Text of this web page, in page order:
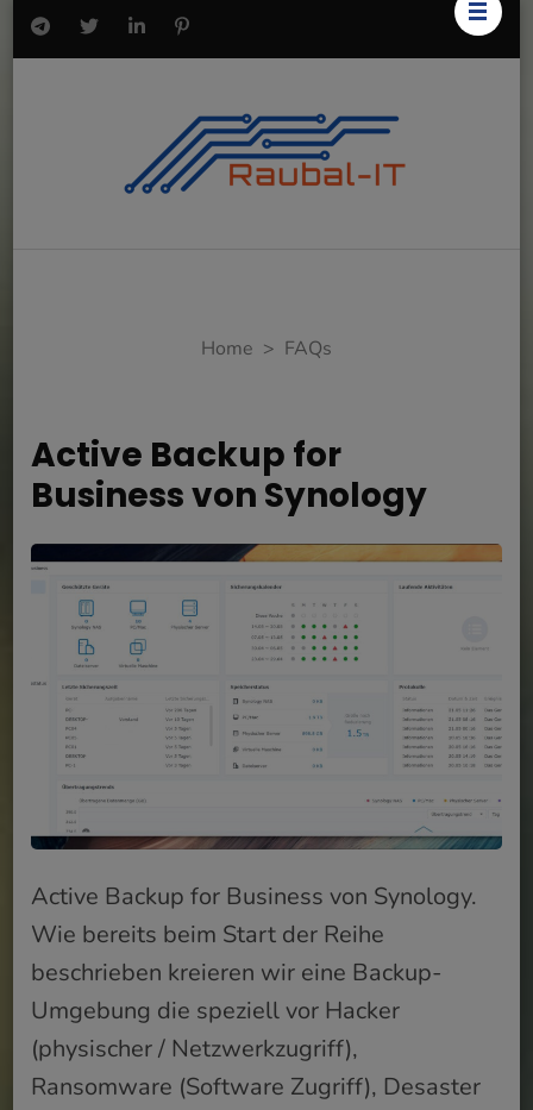
Home > FAQs
Active Backup for
Business von Synology
Active Backup for Business von Synology.
Wie bereits beim Start der Reihe
beschrieben kreieren wir eine Backup-
Umgebung die speziell vor Hacker
(physischer / Netzwerkzugriff),
Ransomware (Software Zugriff), Desaster